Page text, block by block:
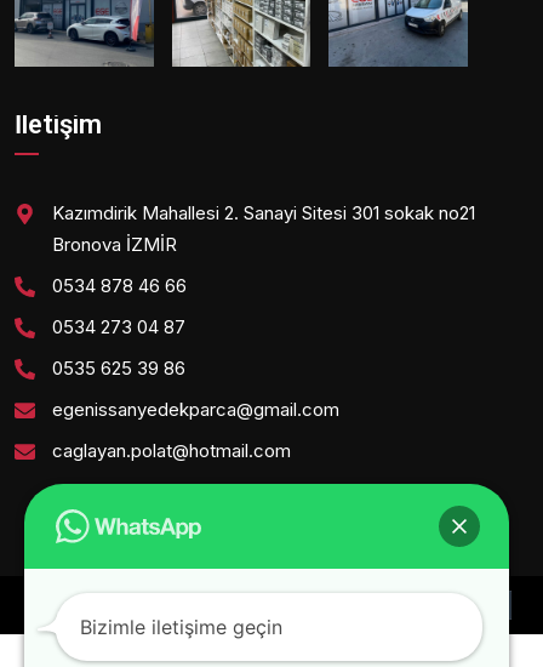
İletişim
Kazımdirik Mahallesi 2. Sanayi Sitesi 301 sokak no21
Bronova İZMİR
0534 878 46 66
0534 273 04 87
0535 625 39 86
egenissanyedekparca@gmail.com
caglayan.polat@hotmail.com
© Copyright Ege Nissan All Rights Reserved |
Bizimle iletişime geçin